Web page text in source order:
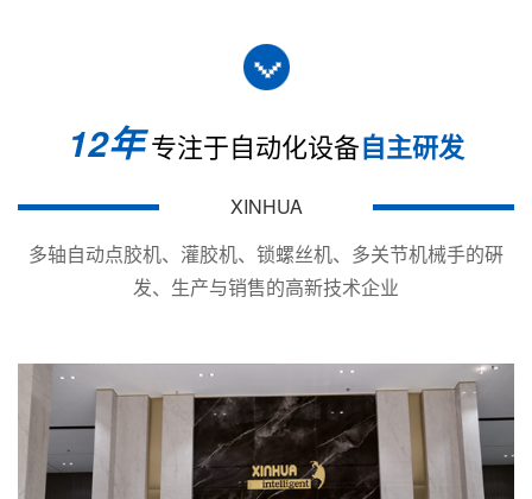
12年 专注于自动化设备自主研发
XINHUA
多轴自动点胶机、灌胶机、锁螺丝机、多关节机械手的硏
发、生产与销售的高新技术企业